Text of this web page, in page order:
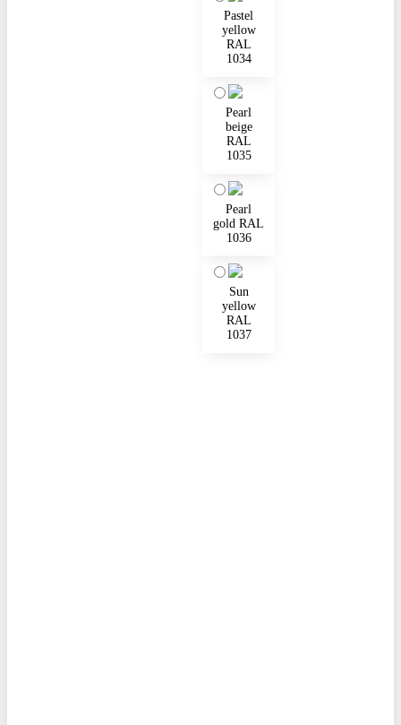
Pastel
yellow
RAL
1034
Pearl
beige
RAL
1035
Pearl
gold RAL
1036
Sun
yellow
RAL
1037